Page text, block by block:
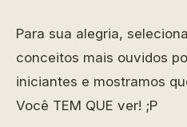
Para sua alegria,
conceitos mais ouvidos
iniciantes e mostramos
Você TEM QUE ver! ;P